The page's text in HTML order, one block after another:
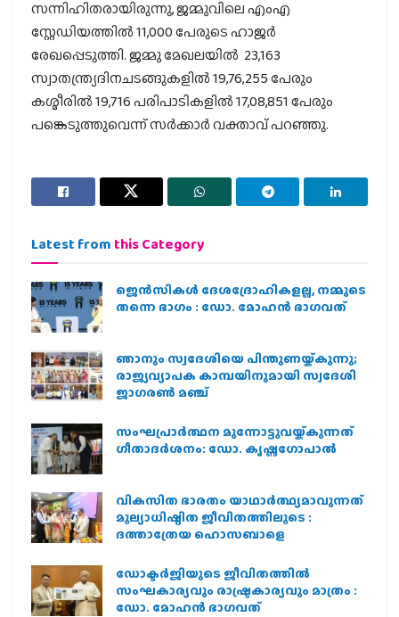
സന്നിഹിതരായിരുന്നു, ജമ്മുവിലെ എംഎ
സ്റ്റേഡിയത്തില്‍ 11,000 പേരുടെ ഹാജര്‍
രേഖപ്പെടുത്തി. ജമ്മു മേഖലയില്‍ 23,163
സ്വാതന്ത്ര്യദിനചടങ്ങുകളില്‍ 19,76,255 പേരും
കശ്മീരില്‍ 19,716 പരിപാടികളില്‍ 17,08,851 പേരും
പങ്കെടുത്തുവെന്ന് സര്‍ക്കാര്‍ വക്താവ് പറഞ്ഞു.
Latest from this Category
ജെന്‍സികള്‍ ദേശദ്രോഹികളല്ല, നമ്മുടെ
തന്നെ ഭാഗം : ഡോ. മോഹന്‍ ഭാഗവത്
ഞാനും സ്വദേശിയെ പിന്തുണയ്ക്കുന്നു;
രാജ്യവ്യാപക കാമ്പയിനുമായി സ്വദേശി
ജാഗരണ്‍ മഞ്ച്
സംഘപ്രാര്‍ത്ഥന മുന്നോട്ടുവയ്ക്കുന്നത്
ഗീതാദര്‍ശനം: ഡോ. കൃഷ്ണഗോപാല്‍
വികസിത ഭാരതം യാഥാർത്ഥ്യമാവുന്നത്
മൂല്യാധിഷ്ഠിത ജീവിതത്തിലൂടെ :
ദത്താത്രേയ ഹൊസബാളെ
ഡോക്ടർജിയുടെ ജീവിതത്തിൽ
സംഘകാര്യവും രാഷ്ട്രകാര്യവും മാത്രം :
ഡോ. മോഹൻ ഭാഗവത്